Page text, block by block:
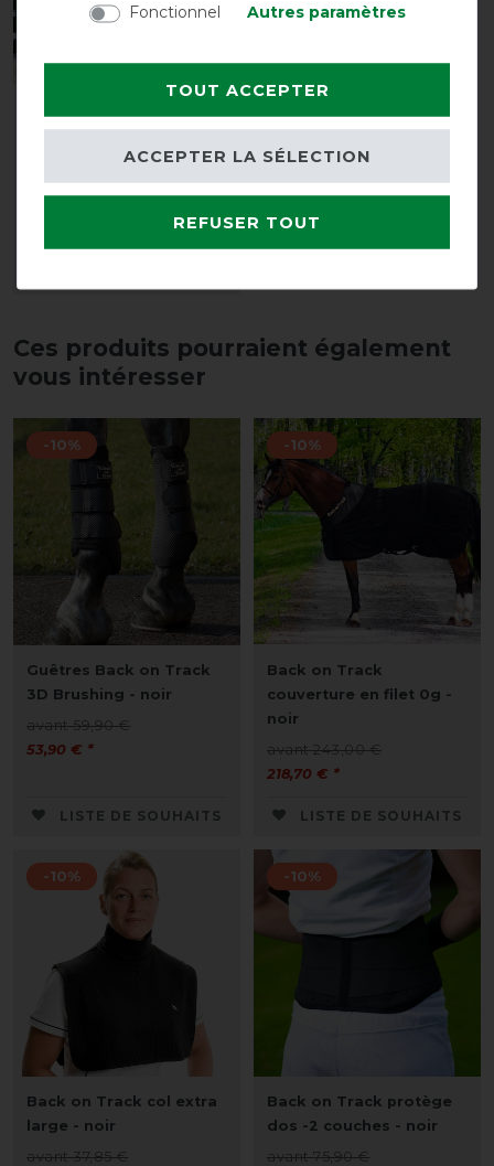
Back on Track
Préparateur dorsal 100 x
Ces produits pourraient également
vous intéresser
-10%
Guêtres Back on Track
3D Brushing - noir
avant 59,90 €
53,90 € *
LISTE DE SOUHAITS
-10%
Back on Track
couverture en filet 0g -
noir
avant 243,00 €
218,70 € *
LISTE DE SOUHAITS
-10%
Back on Track col extra
large - noir
avant 37,85 €
-10%
Back on Track protège
dos -2 couches - noir
avant 75,90 €
Fonctionnel
Autres paramètres
TOUT ACCEPTER
REFUSER TOUT
ACCEPTER LA SÉLECTION